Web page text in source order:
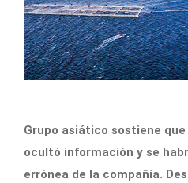
Grupo asiático sostiene
ocultó información y se
errónea de la compañía.